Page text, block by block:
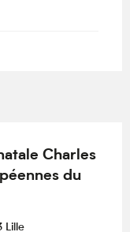
Charles
du
Lille